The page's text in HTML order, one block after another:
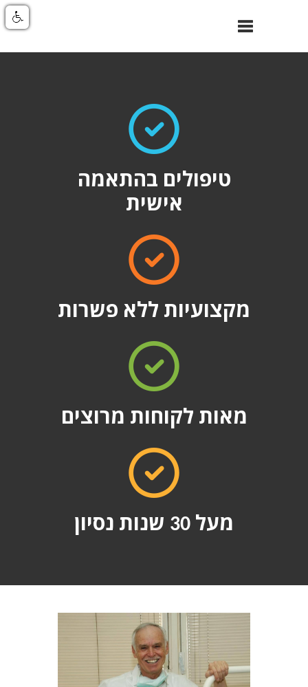
סגור
טיפולים בהתאמה
אישית
מקצועיות ללא פשרות
מאות לקוחות מרוצים
מעל 30 שנות נסיון